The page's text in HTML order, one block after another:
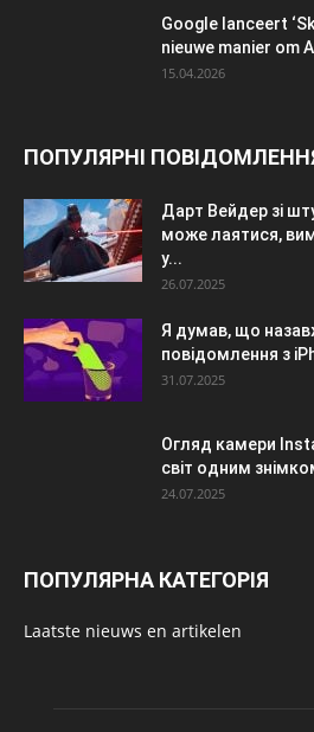
Google lanceert
nieuwe manier om
15.04.2026
ПОПУЛЯРНІ
Дарт Вейдер зі
може лаятися,
у...
26.07.2025
Я думав, що
повідомлення з
31.07.2025
Огляд камери
світ одним
24.07.2025
ПОПУЛЯРНА КАТЕГОРІЯ
Laatste nieuws en artikelen